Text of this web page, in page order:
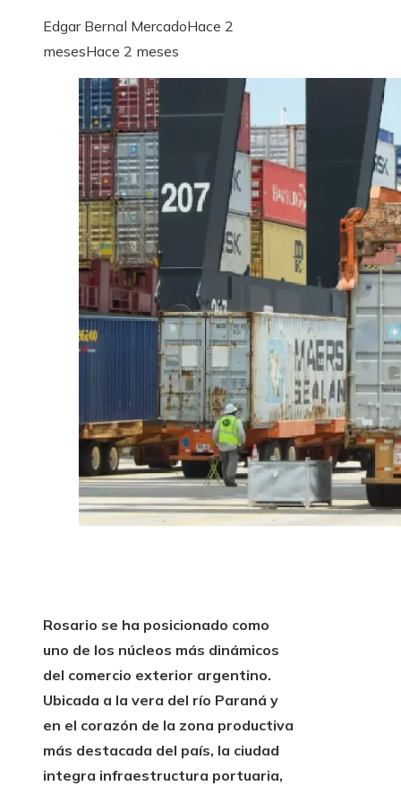
Edgar Bernal MercadoHace 2
mesesHace 2 meses
Rosario se ha posicionado como
uno de los núcleos más dinámicos
del comercio exterior argentino.
Ubicada a la vera del río Paraná y
en el corazón de la zona productiva
más destacada del país, la ciudad
integra infraestructura portuaria,